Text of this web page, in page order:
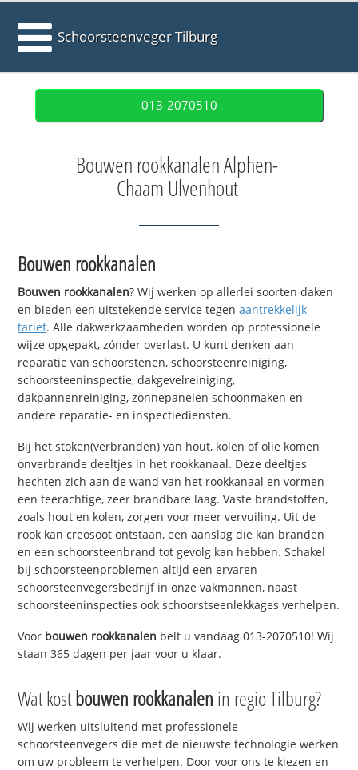
Schoorsteenveger Tilburg
013-2070510
Bouwen rookkanalen Alphen-
Chaam Ulvenhout
Bouwen rookkanalen
Bouwen rookkanalen? Wij werken op allerlei soorten daken
en bieden een uitstekende service tegenaantrekkelijk
tarief. Alle dakwerkzaamheden worden op professionele
wijze opgepakt, zónder overlast. U kunt denken aan
reparatie van schoorstenen, schoorsteenreiniging,
schoorsteeninspectie, dakgevelreiniging,
dakpannenreiniging, zonnepanelen schoonmaken en
andere reparatie- en inspectiediensten.
Bij het stoken(verbranden) van hout, kolen of olie komen
onverbrande deeltjes in het rookkanaal. Deze deeltjes
hechten zich aan de wand van het rookkanaal en vormen
een teerachtige, zeer brandbare laag. Vaste brandstoffen,
zoals hout en kolen, zorgen voor meer vervuiling. Uit de
rook kan creosoot ontstaan, een aanslag die kan branden
en een schoorsteenbrand tot gevolg kan hebben. Schakel
bij schoorsteenproblemen altijd een ervaren
schoorsteenvegersbedrijf in onze vakmannen, naast
schoorsteeninspecties ook schoorstseenlekkages verhelpen.
Voor bouwen rookkanalen belt u vandaag 013-2070510! Wij
staan 365 dagen per jaar voor u klaar.
Wat kostbouwen rookkanalen in regio Tilburg?
Wij werken uitsluitend met professionele
schoorsteenvegers die met de nieuwste technologie werken
om uw probleem te verhelpen. Door voor ons te kiezen en